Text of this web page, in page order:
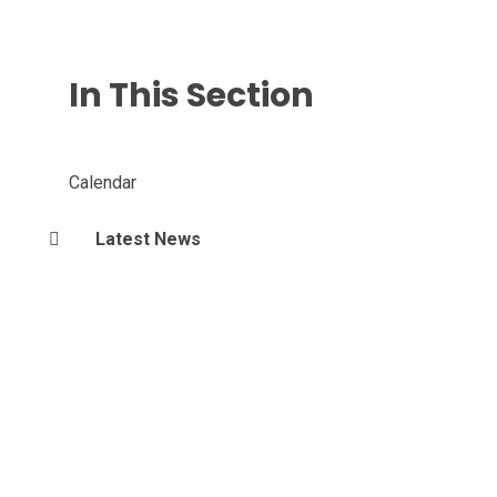
In This Section
Calendar
Latest News